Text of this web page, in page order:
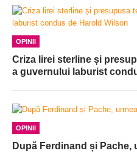
OPINII
Criza lirei sterline și
a guvernului laburist
OPINII
După Ferdinand și Pache,